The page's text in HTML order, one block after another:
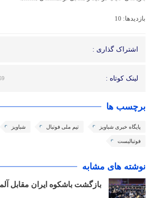
بازدیدها: 10
اشتراک گذاری :
لینک کوتاه :
برچسب ها
پایگاه خبری شباویز تیم ملی فوتبال شباویز
فوتبالیست
نوشته های مشابه
بازگشت باشکوه ایران مقابل